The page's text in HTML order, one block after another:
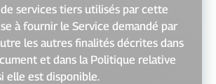
services tiers utilisés par cette
à fournir le Service demandé par
les autres finalités décrites dans
et dans la Politique relative
elle est disponible.